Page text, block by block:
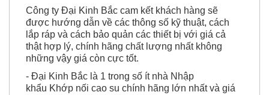
được hướng dẫn về các thông số kỹ thuật, cách
lắp ráp và cách bảo quản các thiết bị với giá cả
thật hợp lý, chính hãng chất lượng nhất không
những vậy giá còn cực tốt.
- Đại Kinh Bắc là 1 trong số ít nhà Nhập
khẩu Khớp nối cao su chính hãng lớn nhất và giá
tốt nhất tại thị trường Việt Nam.